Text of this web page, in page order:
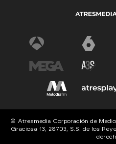
© Atresmedia Corporación de
Graciosa 13, 28703, S.S. de los